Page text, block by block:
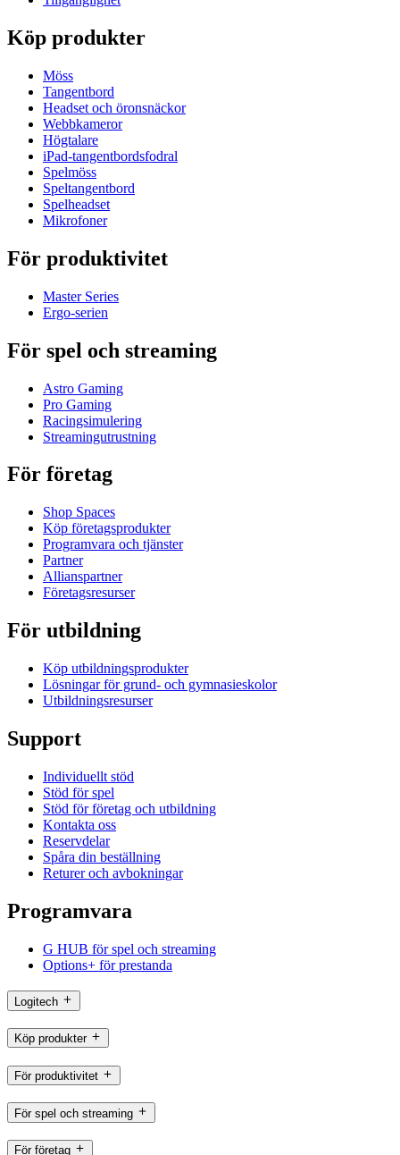
Köp produkter
Möss
Tangentbord
Headset och öronsnäckor
Webbkameror
Högtalare
iPad-tangentbordsfodral
Spelmöss
Speltangentbord
Spelheadset
Mikrofoner
För produktivitet
Master Series
Ergo-serien
För spel och streaming
Astro Gaming
Pro Gaming
Racingsimulering
Streamingutrustning
För företag
Shop Spaces
Köp företagsprodukter
Programvara och tjänster
Partner
Allianspartner
Företagsresurser
För utbildning
Köp utbildningsprodukter
Lösningar för grund- och gymnasieskolor
Utbildningsresurser
Support
Individuellt stöd
Stöd för spel
Stöd för företag och utbildning
Kontakta oss
Reservdelar
Spåra din beställning
Returer och avbokningar
Programvara
G HUB för spel och streaming
Options+ för prestanda
Logitech
Köp produkter
För produktivitet
För spel och streaming
För företag